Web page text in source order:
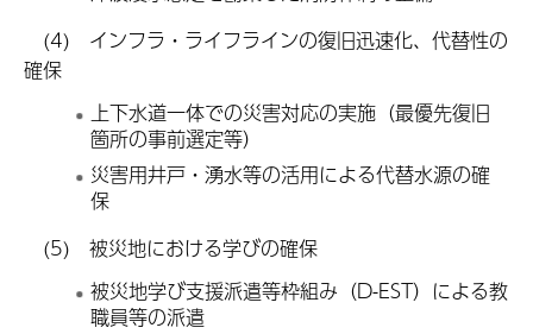
(4) インフラ・ライフラインの復旧迅速化、代替性の
確保
上下水道一体での災害対応の実施（最優先復旧
箇所の事前選定等）
災害用井戸・湧水等の活用による代替水源の確
保
(5) 被災地における学びの確保
被災地学び支援派遣等枠組み（D-EST）による教
職員等の派遣